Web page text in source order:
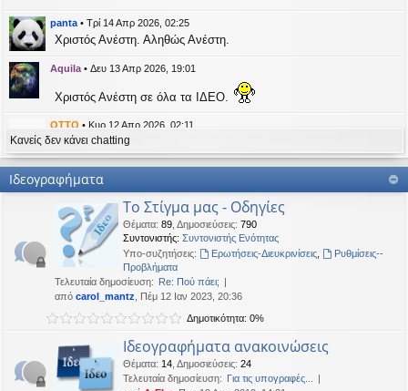
εις
η
panta • Τρί 14 Απρ 2026, 02:25
Χριστός Ανέστη. Αληθώς Ανέστη.
Aquila • Δευ 13 Απρ 2026, 19:01
Χριστός Ανέστη σε όλα τα ΙΔΕΟ.
OTTO • Κυρ 12 Απρ 2026, 02:11
likes this message
panta έγραψε:
Καλή Μεγάλη Εβδομάδα. Καλή Ανάσταση.
Καλή Ανάσταση σε όλους!
• Τετ 08 Απρ 2026, 14:21
pantaέγραψε:↑
Καλή Ανάσταση σε όλους!
Κανείς δεν κάνει chatting
Ιδεογραφήματα
Το Στίγμα μας - Οδηγίες
Θέματα: 89 Δημοσιεύσεις: 790
Συντονιστής: Συντονιστής Ενότητας
Υπο-συζητήσεις:
Ερωτήσεις-Διευκρινίσεις,
Ρυθμίσεις--
Προβλήματα
Τελευταία δημοσίευση: Re: Πού πάει;
από carol_mantz , Πέμ 12 Ιαν 2023, 20:36
Δημοτικότητα: 0%
Ιδεογραφήματα ανακοινώσεις
Θέματα: 14 Δημοσιεύσεις: 24
Τελευταία δημοσίευση: Για τις υπογραφές...